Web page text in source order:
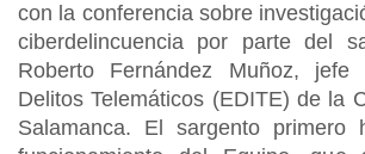
con la conferencia sobre
ciberdelincuencia por parte del
Roberto Fernández Muñoz,
Delitos Telemáticos (EDITE) de la
Salamanca. El sargento primero